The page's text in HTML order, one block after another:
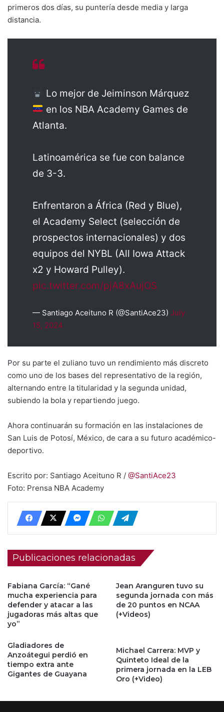
primeros dos días, su puntería desde media y larga
distancia.
Lo mejor de Jeiminson Márquez
en los NBA Academy Games de
Atlanta.
Latinoamérica se fue con balance
de 3-3.
Enfrentaron a África (Red y Blue),
el Academy Select (selección de
prospectos internacionales) y dos
equipos del NYBL (All Iowa Attack
x2 y Howard Pulley).
pic.twitter.com/pjA8xAujOS
— Santiago Aceituno R (@SantiAce23) July
15, 2024
Por su parte el zuliano tuvo un rendimiento más discreto
como uno de los bases del representativo de la región,
alternando entre la titularidad y la segunda unidad,
subiendo la bola y repartiendo juego.
Ahora continuarán su formación en las instalaciones de
San Luis de Potosí, México, de cara a su futuro académico-
deportivo.
Escrito por: Santiago Aceituno R / @SantiAce23
Foto: Prensa NBA Academy
Publicaciones relacionadas
Fabiana García: “Gané
mucha experiencia para
defender y atacar a las
jugadoras más altas que
yo”
Jean Aranguren tuvo su
segunda jornada con más
de 20 puntos en NCAA
(+Videos)
Gladiadores de
Anzoátegui perdió en
tiempo extra ante
Gigantes de Guayana
Michael Carrera: MVP y
Quinteto Ideal de la
primera jornada en la LEB
Oro (+Video)